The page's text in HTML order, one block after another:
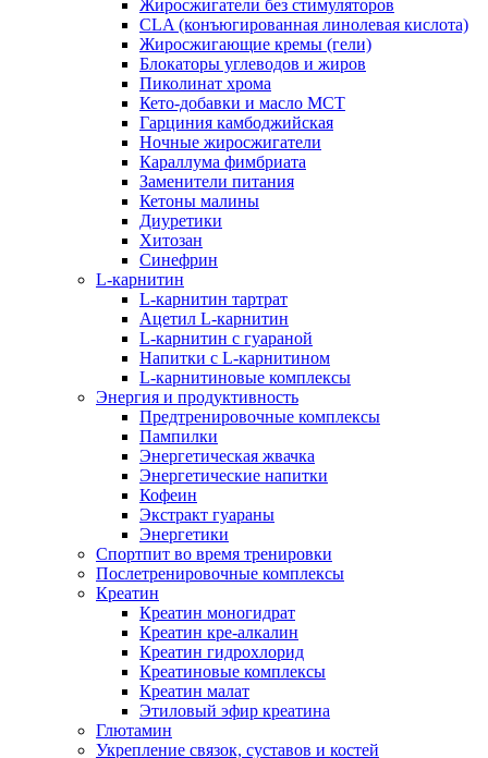
Жиросжигатели без стимуляторов
CLA (конъюгированная линолевая кислота)
Жиросжигающие кремы (гели)
Блокаторы углеводов и жиров
Пиколинат хрома
Кето-добавки и масло МСТ
Гарциния камбоджийская
Ночные жиросжигатели
Караллума фимбриата
Заменители питания
Кетоны малины
Диуретики
Хитозан
Синефрин
L-карнитин
L-карнитин тартрат
Ацетил L-карнитин
L-карнитин с гуараной
Напитки c L-карнитином
L-карнитиновые комплексы
Энергия и продуктивность
Предтренировочные комплексы
Пампилки
Энергетическая жвачка
Энергетические напитки
Кофеин
Экстракт гуараны
Энергетики
Спортпит во время тренировки
Послетренировочные комплексы
Креатин
Креатин моногидрат
Креатин кре-алкалин
Креатин гидрохлорид
Креатиновые комплексы
Креатин малат
Этиловый эфир креатина
Глютамин
Укрепление связок, суставов и костей